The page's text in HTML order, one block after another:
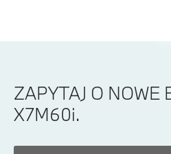
ZAPYTAJ O NOWE
X7M60i.